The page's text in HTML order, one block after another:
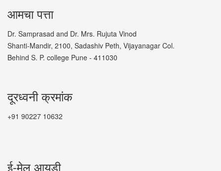
आमचा पत्ता
Dr. Samprasad and Dr. Mrs. Rujuta Vinod
Shanti-Mandir, 2100, Sadashiv Peth, Vijayanagar Col.
Behind S. P. college Pune - 411030
दूरध्वनी क्रमांक
+91 90227 10632
ई-मेल आयडी